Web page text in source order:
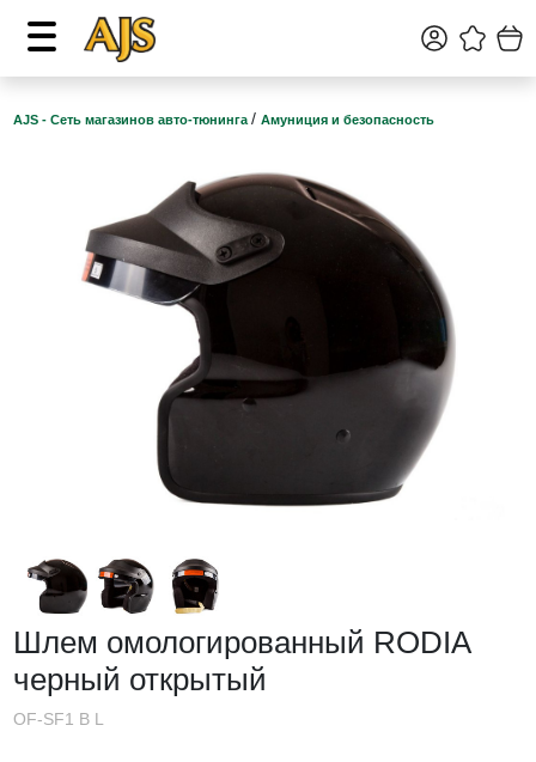
AJS - Сеть магазинов авто-тюнинга / Амуниция и безопасность
Шлем омологированный RODIA
черный открытый
OF-SF1 B L